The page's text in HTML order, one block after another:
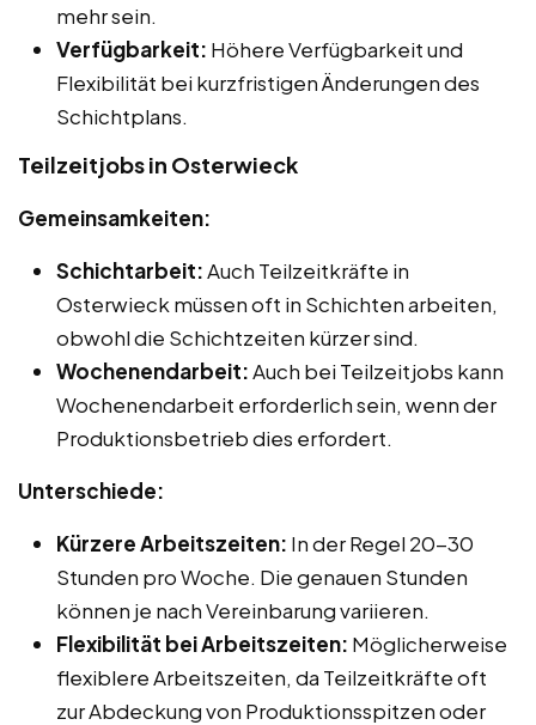
mehr sein.
Verfügbarkeit: Höhere Verfügbarkeit und
Flexibilität bei kurzfristigen Änderungen des
Schichtplans.
Teilzeitjobs in Osterwieck
Gemeinsamkeiten:
Schichtarbeit:Auch Teilzeitkräfte in
Osterwieck müssen oft in Schichten arbeiten,
obwohl die Schichtzeiten kürzer sind.
Wochenendarbeit:Auch bei Teilzeitjobs kann
Wochenendarbeit erforderlich sein, wenn der
Produktionsbetrieb dies erfordert.
Unterschiede:
Kürzere Arbeitszeiten: In der Regel 20-30
Stunden pro Woche. Die genauen Stunden
können je nach Vereinbarung variieren.
Flexibilität bei Arbeitszeiten: Möglicherweise
flexiblere Arbeitszeiten, da Teilzeitkräfte oft
zur Abdeckung von Produktionsspitzen oder